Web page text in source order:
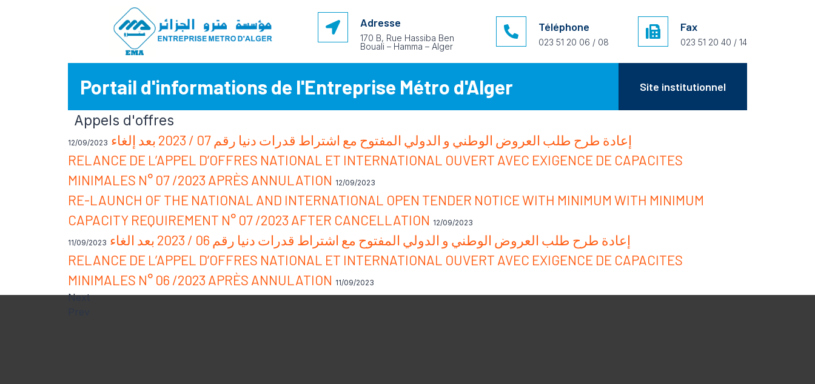
Adresse
170 B, Rue Hassiba Ben
Bouali – Hamma – Alger
Téléphone
023 51 20 06 / 08
Fax
023 51 20 40 / 14
Portail d'informations de l'Entreprise Métro d'Alger Site institutionnel
Appels d'offres
إعادة طرح طلب العروض الوطني و الدولي المفتوح مع اشتراط قدرات دنيا رقم 07 / 2023 بعد إلغاء 12/09/2023
RELANCE DE L’APPEL D’OFFRES NATIONAL ET INTERNATIONAL OUVERT AVEC EXIGENCE DE CAPACITES
MINIMALES N° 07 /2023 APRÈS ANNULATION 12/09/2023
RE-LAUNCH OF THE NATIONAL AND INTERNATIONAL OPEN TENDER NOTICE WITH MINIMUM WITH MINIMUM
CAPACITY REQUIREMENT N° 07 /2023 AFTER CANCELLATION 12/09/2023
إعادة طرح طلب العروض الوطني و الدولي المفتوح مع اشتراط قدرات دنيا رقم 06 / 2023 بعد الغاء 11/09/2023
RELANCE DE L’APPEL D’OFFRES NATIONAL ET INTERNATIONAL OUVERT AVEC EXIGENCE DE CAPACITES
MINIMALES N° 06 /2023 APRÈS ANNULATION 11/09/2023
Next